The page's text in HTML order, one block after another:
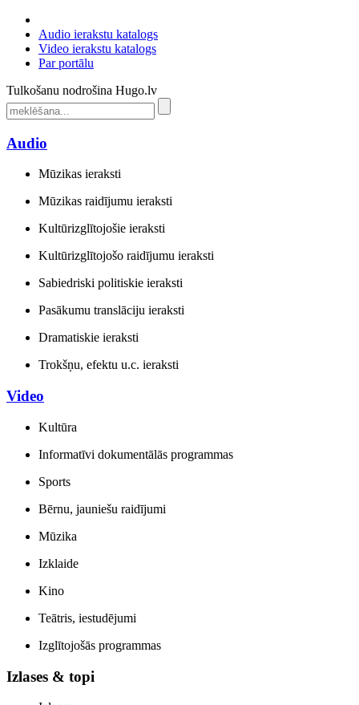
Audio ierakstu katalogs
Video ierakstu katalogs
Par portālu
Tulkošanu nodrošina Hugo.lv
Audio
Mūzikas ieraksti
Mūzikas raidījumu ieraksti
Kultūrizglītojošie ieraksti
Kultūrizglītojošo raidījumu ieraksti
Sabiedriski politiskie ieraksti
Pasākumu translāciju ieraksti
Dramatiskie ieraksti
Trokšņu, efektu u.c. ieraksti
Video
Kultūra
Informatīvi dokumentālās programmas
Sports
Bērnu, jauniešu raidījumi
Mūzika
Izklaide
Kino
Teātris, iestudējumi
Izglītojošās programmas
Izlases & topi